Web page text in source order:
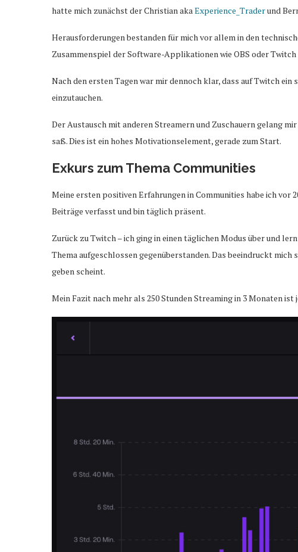
hatte mich zunächst der Christian aka Experience_Traderund
Herausforderungen bestanden für mich vor allem in den
Zusammenspiel der Software-Applikationen wie OBS oder
Nach den ersten Tagen war mir dennoch klar, dass auf Twitch
einzutauchen.
Der Austausch mit anderen Streamern und Zuschauern gelang
saß. Dies ist ein hohes Motivationselement, gerade zum Start.
Exkurs zum Thema Communities
Meine ersten positiven Erfahrungen in Communities habe ich vor
Beiträge verfasst und bin täglich präsent.
Zurück zu Twitch – ich ging in einen täglichen Modus über und
Thema aufgeschlossen gegenüberstanden. Das beeindruckt
geben scheint.
Mein Fazit nach mehr als 250 Stunden Streaming in 3 Monaten